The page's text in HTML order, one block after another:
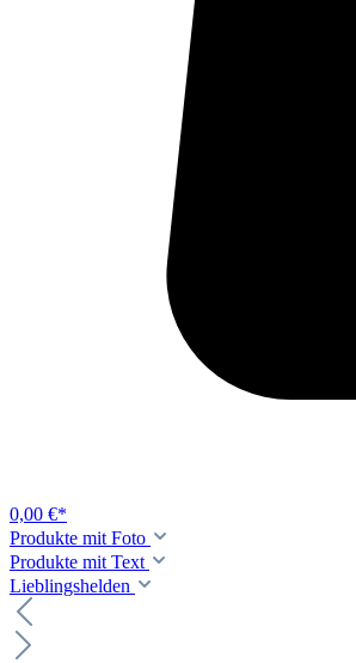
0,00 €*
Produkte mit Foto
Produkte mit Text
Lieblingshelden